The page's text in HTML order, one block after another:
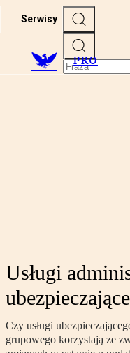
Serwisy
PRO
Usługi
Czy usługi
grupowego korzystają ze